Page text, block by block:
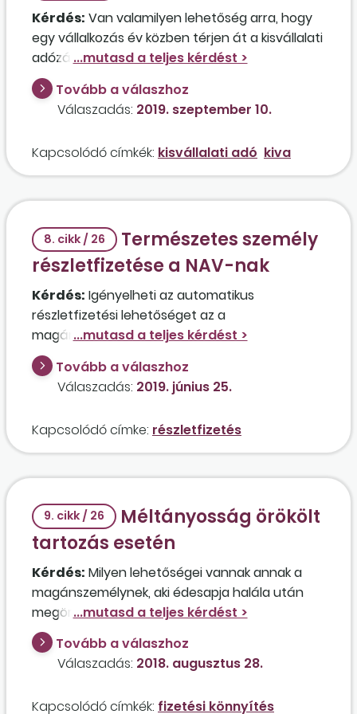
Kérdés: Van valamilyen lehetőség arra, hogy
egy vállalkozás év közben térjen át a kisvállalati
adózás szerinti közteherfizetésre, vagy ez
kizárólag év végén lehetséges? Hogyan, milyen
nyomtatványon lehet bejelentkezni a
kisvállalati adó hatálya alá?
Tovább a válaszhoz
Válaszadás: 2019. szeptember 10.
Kapcsolódó címkék: kisvállalati adó kiva
8. cikk / 26
Természetes személy
részletfizetése a NAV-nak
Kérdés: Igényelheti az automatikus
részletfizetési lehetőséget az a
magánszemély, akinek a tartozása jelenleg
meghaladja az 500 ezer forintot, de a
különbözetet egy összegben befizetné? Milyen
módon igényelhető a részletfizetés?
Tovább a válaszhoz
Válaszadás: 2019. június 25.
Kapcsolódó címke: részletfizetés
9. cikk / 26
Méltányosság örökölt
tartozás esetén
Kérdés: Milyen lehetőségei vannak annak a
magánszemélynek, aki édesapja halála után
megörökölte a szülei vidéki családi házát, ami
megoldást jelenthetett volna jelenlegi nehéz
élethelyzetében, de ügyvédje információi
szerint az örökség erejéig felelnie kell egyéni
Tovább a válaszhoz
Válaszadás: 2018. augusztus 28.
Kapcsolódó címkék: fizetési könnyítés